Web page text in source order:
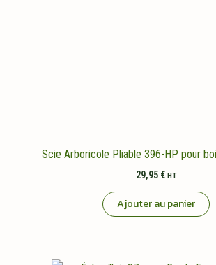
Scie Arboricole Pliable 396-HP pour
29,95 € HT
Ajouter au panier